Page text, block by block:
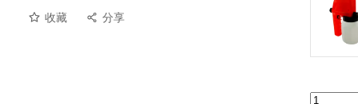
收藏 分享